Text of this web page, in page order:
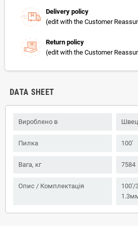
Delivery policy
(edit with the Customer
Return policy
(edit with the Customer
DATA SHEET
Вироблено в
Пилка 100'
Вага, кг 7584
Опис / Комплектація
100'/